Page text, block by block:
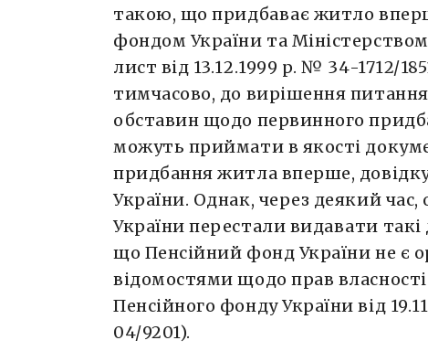
такою, що придбаває житло
фондом України та
лист від 13.12.1999 р. № 34-1712/
тимчасово, до вирішення
обставин щодо первинного
можуть приймати в якості
придбання житла вперше,
України. Однак, через деякий
України перестали видавати
що Пенсійний фонд України не є
відомостями щодо прав
Пенсійного фонду
04/9201).